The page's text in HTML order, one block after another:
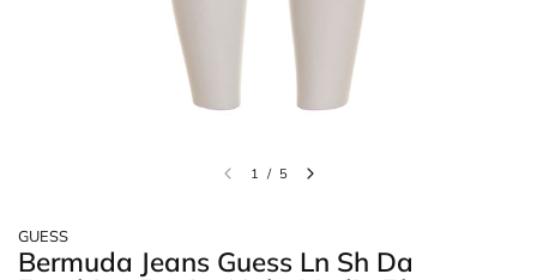
1 / 5
GUESS
Bermuda Jeans Guess Ln Sh Da